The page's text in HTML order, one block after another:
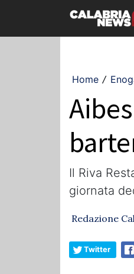
Home /
Il Riva
giornata
Redazione
Twitter